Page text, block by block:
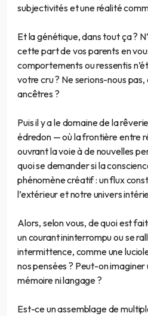
subjectivités et une réalité
Et la génétique, dans tout ça ?
cette part de vos parents en
comportements ou ressentis
votre cru ? Ne serions-nous pas,
ancêtres ?
Puis il y a le domaine de la
édredon — où la frontière entre
ouvrant la voie à de nouvelles
quoi se demander si la
phénomène créatif : un flux
l’extérieur et notre univers
Alors, selon vous, de quoi est
un courant ininterrompu ou se
intermittence, comme une
nos pensées ? Peut-on imaginer
mémoire ni langage ?
Est-ce un assemblage de